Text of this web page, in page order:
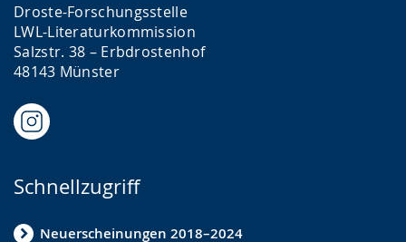
Droste-Forschungsstelle
LWL-Literaturkommission
Salzstr. 38 – Erbdrostenhof
48143 Münster
Schnellzugriff
Neuerscheinungen 2018–2024